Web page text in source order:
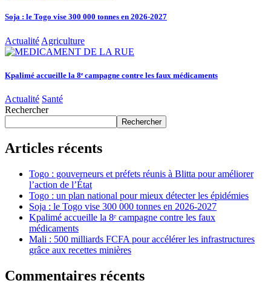
Soja : le Togo vise 300 000 tonnes en 2026-2027
Actualité Agriculture
Kpalimé accueille la 8ᵉ campagne contre les faux médicaments
Actualité Santé
Rechercher
Rechercher
Articles récents
Togo : gouverneurs et préfets réunis à Blitta pour améliorer
l’action de l’État
Togo : un plan national pour mieux détecter les épidémies
Soja : le Togo vise 300 000 tonnes en 2026-2027
Kpalimé accueille la 8ᵉ campagne contre les faux
médicaments
Mali : 500 milliards FCFA pour accélérer les infrastructures
grâce aux recettes minières
Commentaires récents